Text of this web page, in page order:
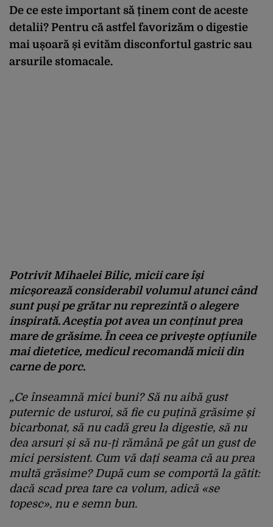
De ce este important să ținem cont de aceste
detalii? Pentru că astfel favorizăm o digestie
mai ușoară și evităm disconfortul gastric sau
arsurile stomacale.
Potrivit Mihaelei Bilic, micii care își
micșorează considerabil volumul atunci când
sunt puși pe grătar nu reprezintă o alegere
inspirată. Aceștia pot avea un conținut prea
mare de grăsime. În ceea ce privește opțiunile
mai dietetice, medicul recomandă micii din
carne de porc.
„Ce înseamnă mici buni? Să nu aibă gust
puternic de usturoi, să fie cu puțină grăsime și
bicarbonat, să nu cadă greu la digestie, să nu
dea arsuri și să nu-ți rămână pe gât un gust de
mici persistent. Cum vă dați seama că au prea
multă grăsime? După cum se comportă la gătit:
dacă scad prea tare ca volum, adică «se
topesc», nu e semn bun.